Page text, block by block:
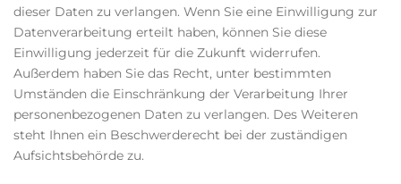
dieser Daten zu verlangen. Wenn Sie eine Einwilligung zur
Datenverarbeitung erteilt haben, können Sie diese
Einwilligung jederzeit für die Zukunft widerrufen.
Außerdem haben Sie das Recht, unter bestimmten
Umständen die Einschränkung der Verarbeitung Ihrer
personenbezogenen Daten zu verlangen. Des Weiteren
steht Ihnen ein Beschwerderecht bei der zuständigen
Aufsichtsbehörde zu.